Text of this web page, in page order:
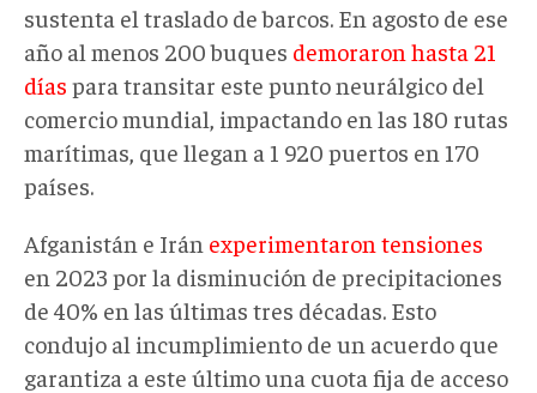
sustenta el traslado de barcos. En agosto de ese
año al menos 200 buques demoraron hasta 21
días para transitar este punto neurálgico del
comercio mundial, impactando en las 180 rutas
marítimas, que llegan a 1 920 puertos en 170
países.
Afganistán e Irán experimentaron tensiones
en 2023 por la disminución de precipitaciones
de 40% en las últimas tres décadas. Esto
condujo al incumplimiento de un acuerdo que
garantiza a este último una cuota fija de acceso